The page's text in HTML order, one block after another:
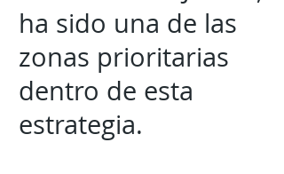
ha sido una de las
zonas prioritarias
dentro de esta
estrategia.